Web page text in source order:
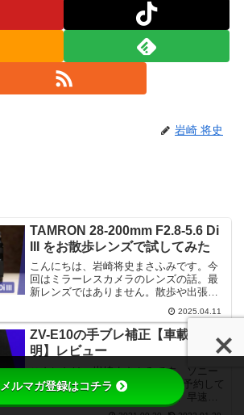
岩崎 将史
TAMRON 28-200mm F2.8-5.6 Di
III をお散歩レンズで試してみた
こんにちは、岩崎将史まさふみです。今
回はミラーレスカメラのレンズの話。最
新レンズではありません。散歩や出張、
旅行時の便利ズーム「tamron 28-200mm
f2.8-5.6 di iii」についての考察と使用感で
す。出張や散歩時にできる...
2025.04.11
ZV-E10の手ブレ補正【車載で判
明】レビュー
こんにちは、岩崎まさふみです。ソニー
の新VLOGカム「ZV-E10」を2台予約して
いました。発売日に届いたので、早速気
になっていた手ブレ補正の性能を車載カ
メルマガ登録はコチラ